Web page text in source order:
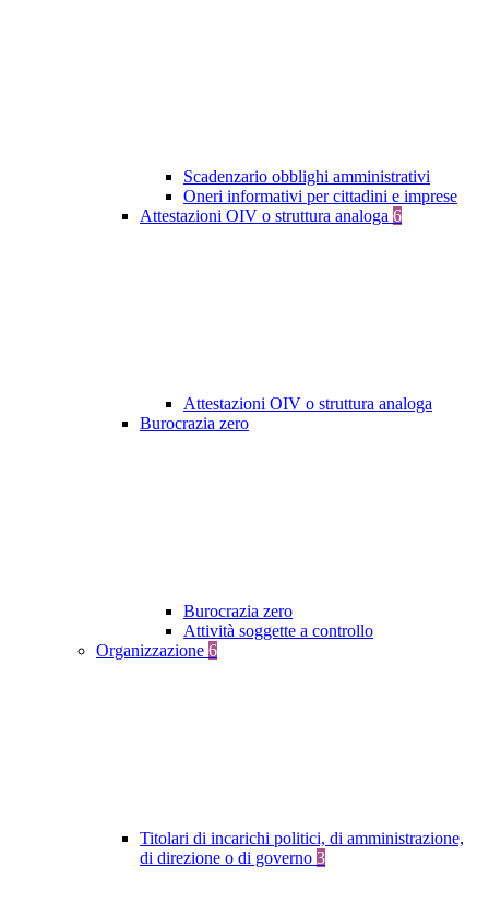
Scadenzario obblighi amministrativi
Oneri informativi per cittadini e imprese
Attestazioni OIV o struttura analoga 6
Attestazioni OIV o struttura analoga
Burocrazia zero
Burocrazia zero
Attività soggette a controllo
Organizzazione 6
Titolari di incarichi politici, di amministrazione,
di direzione o di governo 3